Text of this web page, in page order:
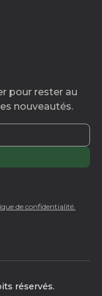
pour rester au
nouveautés.
de confidentialité.
réservés.